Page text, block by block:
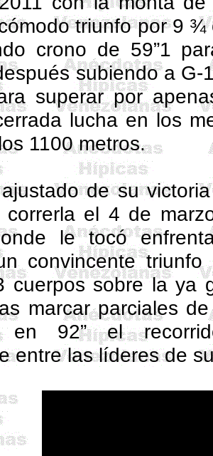
triunfo por 9 ¾
crono de 59”1
subiendo a G-
superar por
lucha en los
1100 metros.
de su
correrla el 4 de
le tocó
convincente
cuerpos sobre la ya
marcar parciales
en 92” el
entre las líderes de